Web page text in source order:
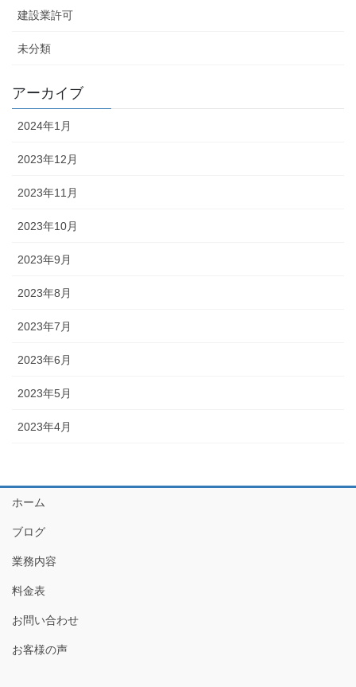
建設業許可
未分類
アーカイブ
2024年1月
2023年12月
2023年11月
2023年10月
2023年9月
2023年8月
2023年7月
2023年6月
2023年5月
2023年4月
ホーム
ブログ
業務内容
料金表
お問い合わせ
お客様の声